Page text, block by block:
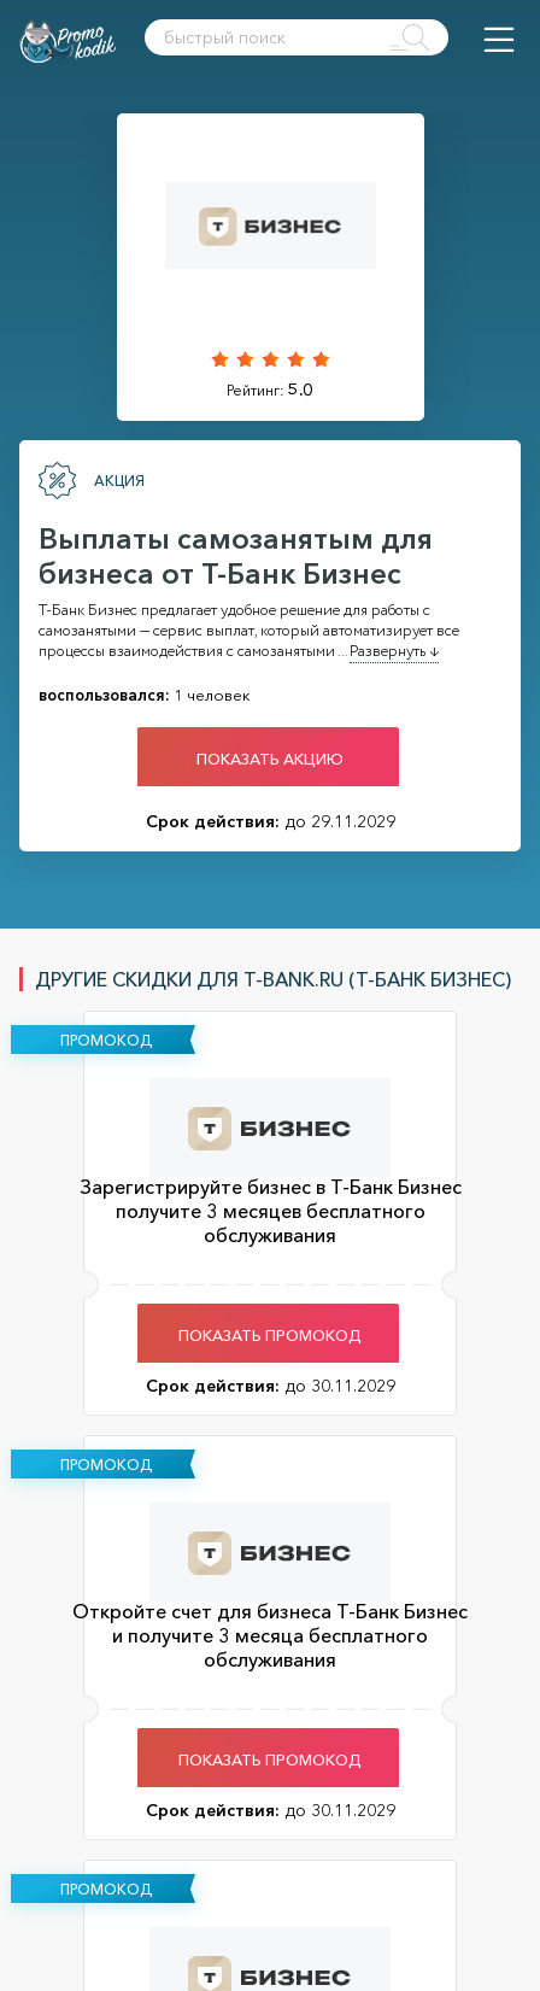
Рейтинг: 5.0
АКЦИЯ
Выплаты самозанятым для
бизнеса от Т-Банк Бизнес
Т-Банк Бизнес предлагает удобное решение для работы с
самозанятыми — сервис выплат, который автоматизирует все
процессы взаимодействия с самозанятыми...Развернуть ↓
воспользовался: 1 человек
ПОКАЗАТЬ АКЦИЮ
Срок действия: до 29.11.2029
ДРУГИЕ СКИДКИ ДЛЯ T-BANK.RU (Т-БАНК БИЗНЕС)
ПРОМОКОД
Зарегистрируйте бизнес в Т-Банк Бизнес
получите 3 месяцев бесплатного
обслуживания
ПОКАЗАТЬ ПРОМОКОД
Срок действия: до 30.11.2029
ПРОМОКОД
Откройте счет для бизнеса Т-Банк Бизнес
и получите 3 месяца бесплатного
обслуживания
ПОКАЗАТЬ ПРОМОКОД
Срок действия: до 30.11.2029
ПРОМОКОД